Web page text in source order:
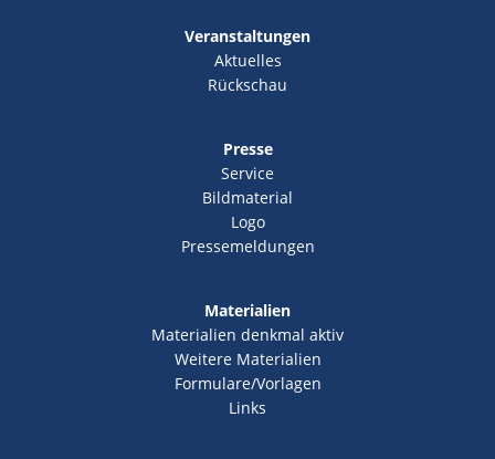
Veranstaltungen
Aktuelles
Rückschau
Presse
Service
Bildmaterial
Logo
Pressemeldungen
Materialien
Materialien denkmal aktiv
Weitere Materialien
Formulare/Vorlagen
Links